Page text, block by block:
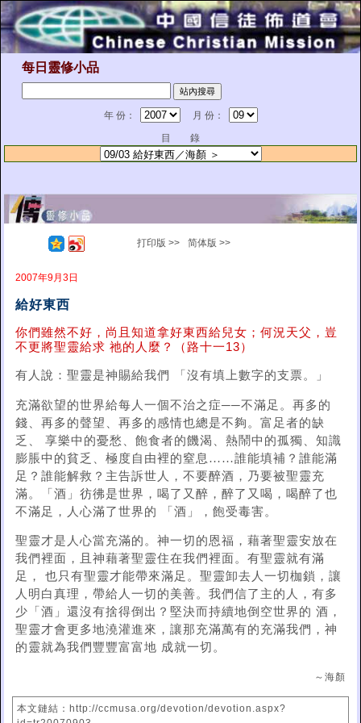
每日靈修小品
年 份：
月 份：
目 錄
打印版 >> 简体版 >>
2007年9月3日
給好東西
你們雖然不好，尚且知道拿好東西給兒女；何況天父，豈
不更將聖靈給求 祂的人麼？（路十一13）
有人說：聖靈是神賜給我們 「沒有填上數字的支票。」
充滿欲望的世界給每人一個不治之症──不滿足。再多的
錢、再多的聲望、再多的感情也總是不夠。富足者的缺
乏、 享樂中的憂愁、飽食者的饑渴、熱鬧中的孤獨、知識
膨脹中的貧乏、極度自由裡的窒息……誰能填補？誰能滿
足？誰能解救？主告訴世人，不要醉酒，乃要被聖靈充
滿。「酒」彷彿是世界，喝了又醉，醉了又喝，喝醉了也
不滿足，人心滿了世界的 「酒」，飽受毒害。
聖靈才是人心當充滿的。神一切的恩福，藉著聖靈安放在
我們裡面，且神藉著聖靈住在我們裡面。有聖靈就有滿
足， 也只有聖靈才能帶來滿足。聖靈卸去人一切枷鎖，讓
人明白真理，帶給人一切的美善。我們信了主的人，有多
少「酒」還沒有捨得倒出？堅決而持續地倒空世界的 酒，
聖靈才會更多地澆灌進來，讓那充滿萬有的充滿我們，神
的靈就為我們豐豐富富地 成就一切。
～海顏
本文鏈結：http://ccmusa.org/devotion/devotion.aspx?